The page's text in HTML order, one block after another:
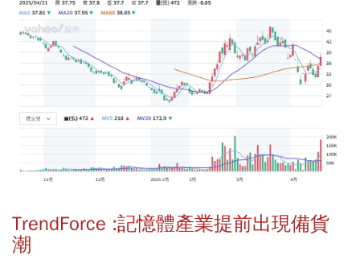
TrendForce :記憶體產業提前出現備貨
潮